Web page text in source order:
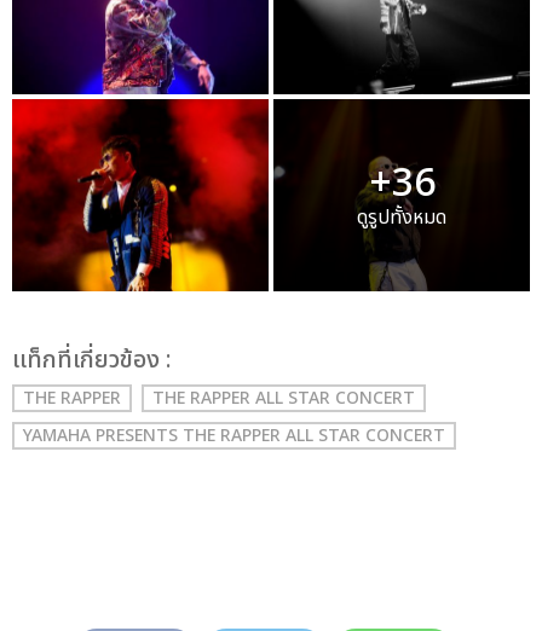
+36
ดูรูปทั้งหมด
เเท็กที่เกี่ยวข้อง :
THE RAPPER
THE RAPPER ALL STAR CONCERT
YAMAHA PRESENTS THE RAPPER ALL STAR CONCERT